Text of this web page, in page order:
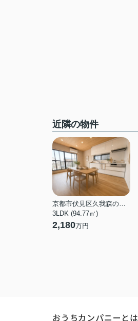
近隣の物件
京都市伏見区久我森の宮町
3LDK (94.77㎡)
2,180万円
おうちカンパニーとは